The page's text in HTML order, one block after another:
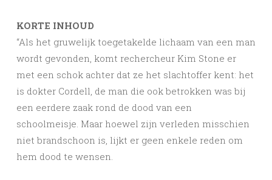
KORTE INHOUD
“Als het gruwelijk toegetakelde lichaam van een man
wordt gevonden, komt rechercheur Kim Stone er
met een schok achter dat ze het slachtoffer kent: het
is dokter Cordell, de man die ook betrokken was bij
een eerdere zaak rond de dood van een
schoolmeisje. Maar hoewel zijn verleden misschien
niet brandschoon is, lijkt er geen enkele reden om
hem dood te wensen.